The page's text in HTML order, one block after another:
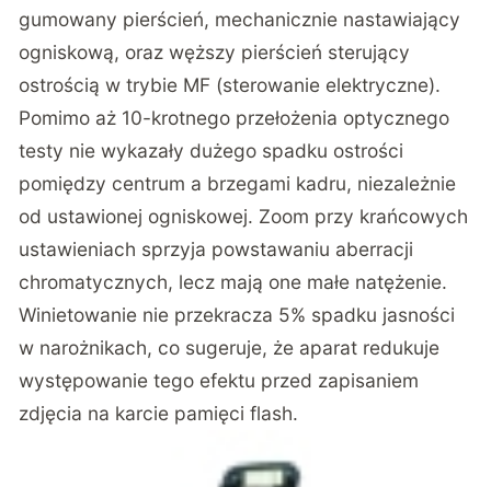
gumowany pierścień, mechanicznie nastawiający
ogniskową, oraz węższy pierścień sterujący
ostrością w trybie MF (sterowanie elektryczne).
Pomimo aż 10-krotnego przełożenia optycznego
testy nie wykazały dużego spadku ostrości
pomiędzy centrum a brzegami kadru, niezależnie
od ustawionej ogniskowej. Zoom przy krańcowych
ustawieniach sprzyja powstawaniu aberracji
chromatycznych, lecz mają one małe natężenie.
Winietowanie nie przekracza 5% spadku jasności
w narożnikach, co sugeruje, że aparat redukuje
występowanie tego efektu przed zapisaniem
zdjęcia na karcie pamięci flash.